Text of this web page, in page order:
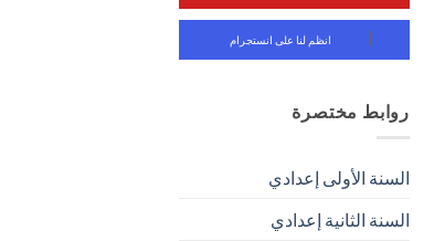
انظم لنا على انستجرام
روابط مختصرة
السنة الأولى إعدادي
السنة الثانية إعدادي